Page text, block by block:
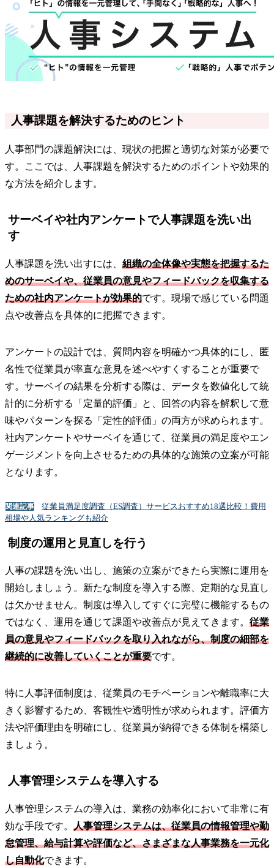
人事課題を解決するためのヒント
人事部門の課題解決には、現状の把握と適切な対策が必要で
す。ここでは、人事課題を解決するためのポイントや効果的
な方法を紹介します。
サーベイや社内アンケートで人事課題を洗い出
す
人事課題を洗い出すには、 組織の全体像や実態を把握するた
めのサーベイや、従業員の意見やフィードバックを収集する
ための社内アンケートが効果的です。現場で感じている問題
点や改善点を具体的に把握できます。
アンケートの設計では、質問内容を明確かつ具体的にし、匿
名性で従業員が率直な意見を述べやすくすることが重要で
す。サーベイの結果を分析する際は、データを数値化して統
計的に分析する「定量的評価」と、回答の内容を解釈して意
味やパターンを探る「定性的評価」の両方が求められます。
社内アンケートやサーベイを通じて、従業員の満足度やエン
ゲージメントを向上させるための具体的な施策の立案が可能
となります。
関連記事
従業員満足度調査（ES調査）サービスおすすめ18選比較！費用
相場や人気ランキングも紹介
制度の運用と見直しを行う
人事の課題を洗い出し、施策の立案ができたら実際に運用を
開始しましょう。新たな制度を導入する際、定期的な見直し
は欠かせません。制度は導入してすぐに完璧に機能するもの
ではなく、運用を通じて課題や改善点が見えてきます。 従業
員の意見やフィードバックを取り入れながら、制度の細部を
継続的に改善していくことが重要です。
特に人事評価制度は、従業員のモチベーションや離職率に大
きく影響するため、客観性や透明性が求められます。評価方
法や評価理由を明確にし、従業員が納得できる体制を構築し
ましょう。
人事管理システムを導入する
人事管理システムの導入は、業務の効率化において非常に有
効な手段です。 人事管理システムは、従業員の情報管理や勤
怠管理、給与計算や評価など、さまざまな人事業務を一元化
し自動化できます。